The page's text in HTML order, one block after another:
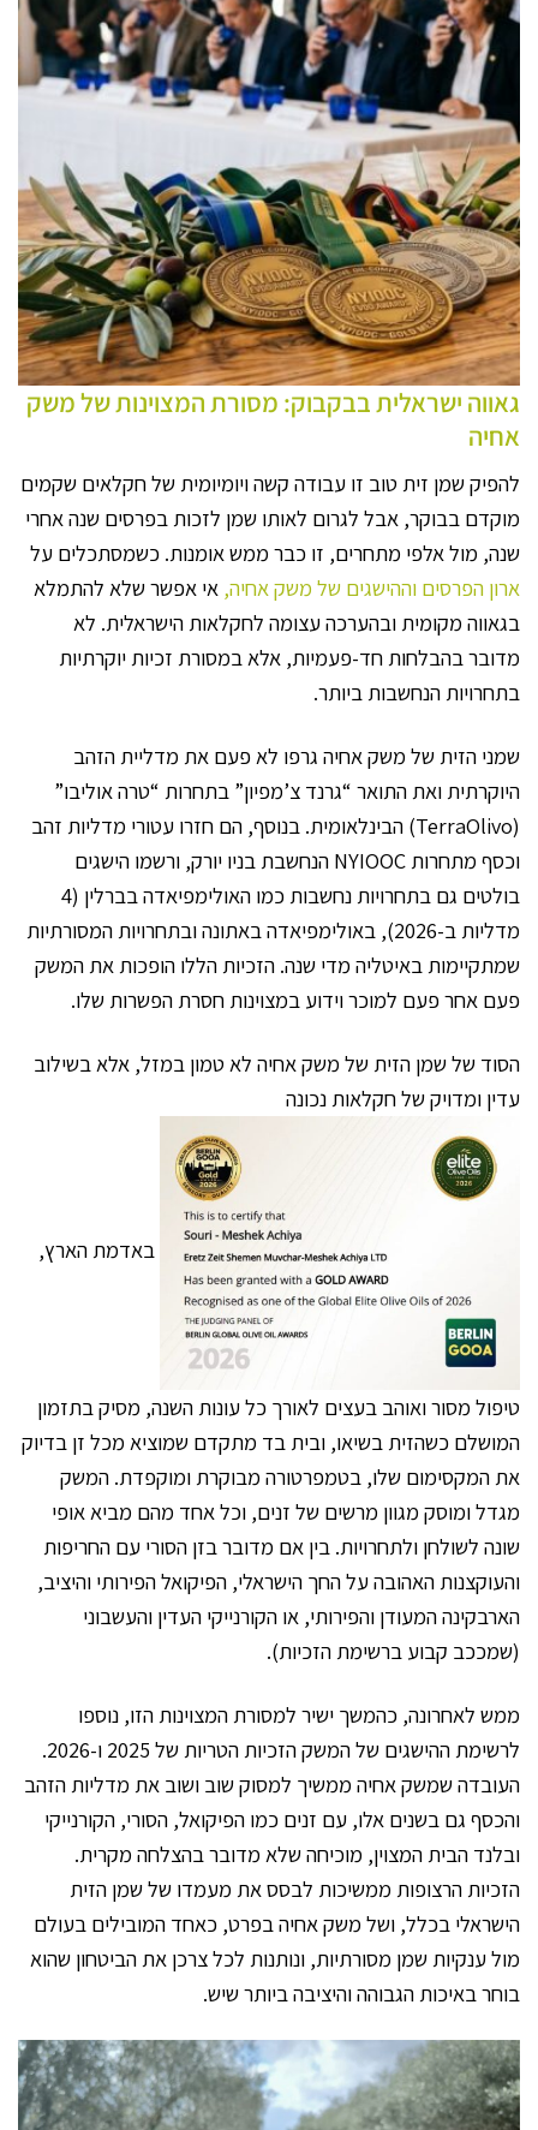
גאווה ישראלית בבקבוק: מסורת המצוינות של משק
אחיה
להפיק שמן זית טוב זו עבודה קשה ויומיומית של חקלאים שקמים
מוקדם בבוקר, אבל לגרום לאותו שמן לזכות בפרסים שנה אחרי
שנה, מול אלפי מתחרים, זו כבר ממש אומנות. כשמסתכלים על
ארון הפרסים וההישגים של משק אחיה, אי אפשר שלא להתמלא
בגאווה מקומית ובהערכה עצומה לחקלאות הישראלית. לא
מדובר בהבלחות חד-פעמיות, אלא במסורת זכיות יוקרתיות
בתחרויות הנחשבות ביותר.
שמני הזית של משק אחיה גרפו לא פעם את מדליית הזהב
היוקרתית ואת התואר “גרנד צ’מפיון” בתחרות “טרה אוליבו”
(TerraOlivo) הבינלאומית. בנוסף, הם חזרו עטורי מדליות זהב
וכסף מתחרות NYIOOC הנחשבת בניו יורק, ורשמו הישגים
בולטים גם בתחרויות נחשבות כמו האולימפיאדה בברלין (4
מדליות ב-2026), באולימפיאדה באתונה ובתחרויות המסורתיות
שמתקיימות באיטליה מדי שנה. הזכיות הללו הופכות את המשק
פעם אחר פעם למוכר וידוע במצוינות חסרת הפשרות שלו.
הסוד של שמן הזית של משק אחיה לא טמון במזל, אלא בשילוב
עדין ומדויק של חקלאות נכונה
באדמת הארץ,
טיפול מסור ואוהב בעצים לאורך כל עונות השנה, מסיק בתזמון
המושלם כשהזית בשיאו, ובית בד מתקדם שמוציא מכל זן בדיוק
את המקסימום שלו, בטמפרטורה מבוקרת ומוקפדת. המשק
מגדל ומוסק מגוון מרשים של זנים, וכל אחד מהם מביא אופי
שונה לשולחן ולתחרויות. בין אם מדובר בזן הסורי עם החריפות
והעוקצנות האהובה על החך הישראלי, הפיקואל הפירותי והיציב,
הארבקינה המעודן והפירותי, או הקורנייקי העדין והעשבוני
(שמככב קבוע ברשימת הזכיות).
ממש לאחרונה, כהמשך ישיר למסורת המצוינות הזו, נוספו
לרשימת ההישגים של המשק הזכיות הטריות של 2025 ו-2026.
העובדה שמשק אחיה ממשיך למסוק שוב ושוב את מדליות הזהב
והכסף גם בשנים אלו, עם זנים כמו הפיקואל, הסורי, הקורנייקי
ובלנד הבית המצוין, מוכיחה שלא מדובר בהצלחה מקרית.
הזכיות הרצופות ממשיכות לבסס את מעמדו של שמן הזית
הישראלי בכלל, ושל משק אחיה בפרט, כאחד המובילים בעולם
מול ענקיות שמן מסורתיות, ונותנות לכל צרכן את הביטחון שהוא
בוחר באיכות הגבוהה והיציבה ביותר שיש.